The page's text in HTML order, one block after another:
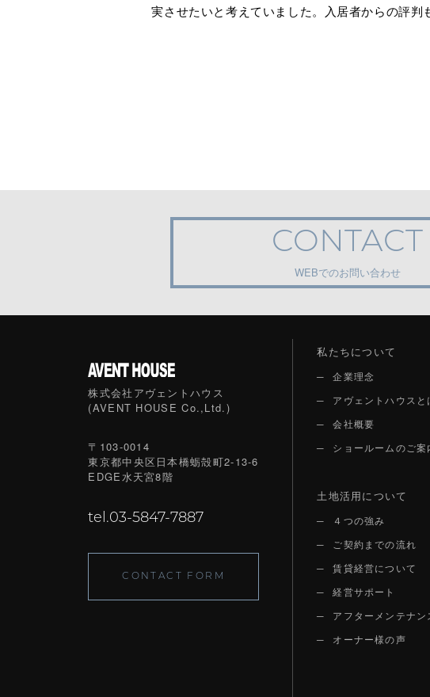
実させたいと考えていました。入居者からの評判
CONTACT
WEBでのお問い合わせ
株式会社アヴェントハウス
(AVENT HOUSE Co.,Ltd.)
〒103-0014
東京都中央区日本橋蛎殻町2-13-6
EDGE水天宮8階
tel.03-5847-7887
CONTACT FORM
私たちについて
企業理念
アヴェントハウスと
会社概要
ショールームのご案
土地活用について
４つの強み
ご契約までの流れ
賃貸経営について
経営サポート
アフターメンテナン
オーナー様の声